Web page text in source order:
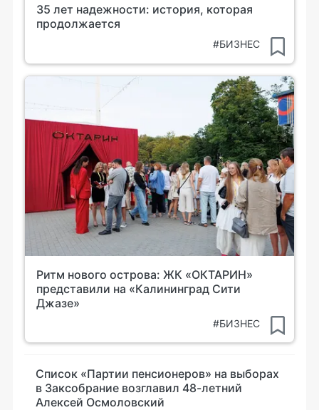
35 лет надежности: история, которая
продолжается
#БИЗНЕС
Ритм нового острова: ЖК «ОКТАРИН»
представили на «Калининград Сити
Джазе»
#БИЗНЕС
Список «Партии пенсионеров» на выборах
в Заксобрание возглавил 48-летний
Алексей Осмоловский